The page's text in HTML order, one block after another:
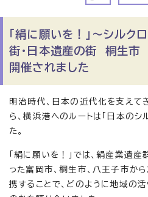
「絹に願いを！」〜シル
街・日本遺産の街 桐生
開催されました
明治時代、日本の近代化を支えて
ら、横浜港へのルートは「日本のシ
た。
「絹に願いを！」では、絹産業遺
った富岡市、桐生市、八王子市か
携することで、どのように地域の